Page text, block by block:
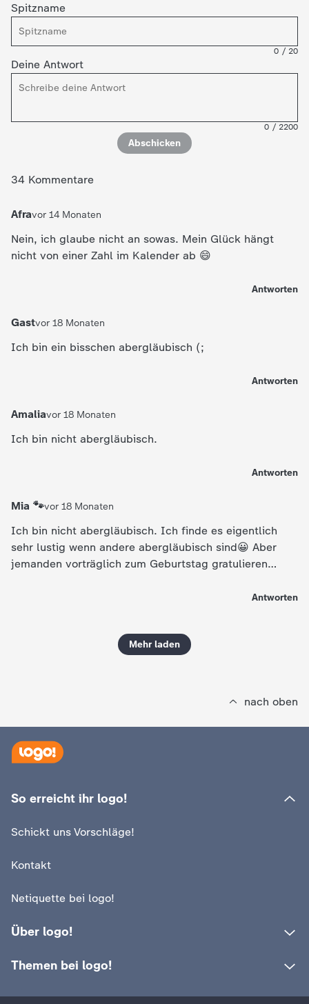
Spitzname
0 / 20
Deine Antwort
0 / 2200
Abschicken
34 Kommentare
Afravor 14 Monaten
Nein, ich glaube nicht an sowas. Mein Glück hängt
nicht von einer Zahl im Kalender ab 😄
Antworten
Gastvor 18 Monaten
Ich bin ein bisschen abergläubisch (;
Antworten
Amaliavor 18 Monaten
Ich bin nicht abergläubisch.
Antworten
Mia 🐾vor 18 Monaten
Ich bin nicht abergläubisch. Ich finde es eigentlich
sehr lustig wenn andere abergläubisch sind😀 Aber
jemanden vorträglich zum Geburtstag gratulieren
Antworten
Mehr laden
nach oben
So erreicht ihr logo!
Schickt uns Vorschläge!
Kontakt
Netiquette bei logo!
Über logo!
Themen bei logo!